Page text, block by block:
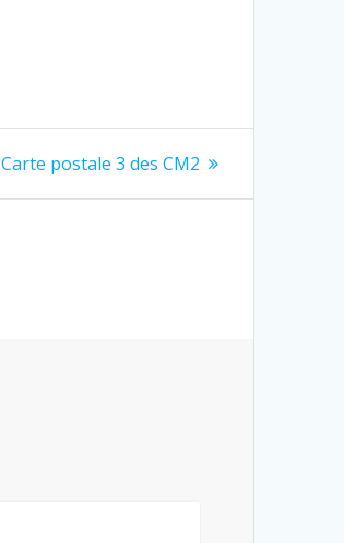
Article
Carte postale 3 des CM2